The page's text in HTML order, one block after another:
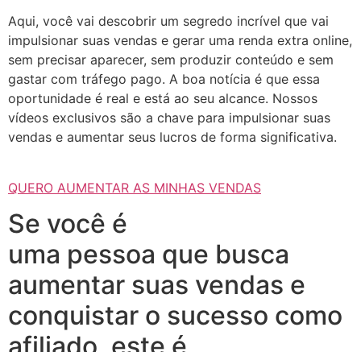
Aqui, você vai descobrir um segredo incrível que vai
impulsionar suas vendas e gerar uma renda extra online,
sem precisar aparecer, sem produzir conteúdo e sem
gastar com tráfego pago. A boa notícia é que essa
oportunidade é real e está ao seu alcance. Nossos
vídeos exclusivos são a chave para impulsionar suas
vendas e aumentar seus lucros de forma significativa.
QUERO AUMENTAR AS MINHAS VENDAS
Se você é
uma pessoa que busca
aumentar suas vendas e
conquistar o sucesso como